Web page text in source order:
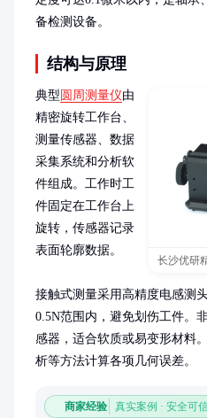
备检测设备。
结构与原理
长沙优研
典型 圆周测量仪由
精密旋转工作台、
测量传感器、数据
采集系统和分析软
件组成。工作时工
件固定在工作台上
旋转，传感器记录
表面轮廓数据。
接触式测量采用高精度电感测
0.5N范围内，避免划伤工件。
感器，适合软质或易变形材料
析等方法计算各项几何误差。
商家经验 真实案例 · 安全可